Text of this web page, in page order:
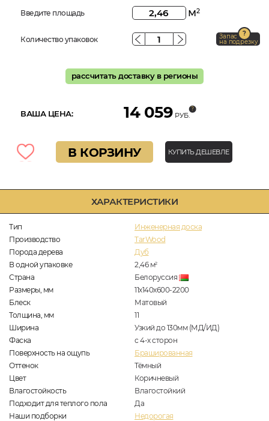
ХАРАКТЕРИСТИКИ
Тип
Инженерная доска
Производство
TarWood
Порода дерева
Дуб
В одной упаковке
2,46 м2
Страна
Белоруссия
Размеры, мм
11х140х600-2200
Блеск
Матовый
Толщина, мм
11
Ширина
Узкий до 130мм (МД/ИД)
Фаска
с 4-х сторон
Поверхность на ощупь
Брашированная
Оттенок
Тёмный
Цвет
Коричневый
Влагостойкость
Влагостойкий
Подходит для теплого пола
Да
Наши подборки
Недорогая
Введите площадь м2
Количество упаковок Запас
на подрезку
рассчитать доставку в регионы
ВАША ЦЕНА: 14 059 РУБ.
В КОРЗИНУ КУПИТЬ ДЕШЕВЛЕ